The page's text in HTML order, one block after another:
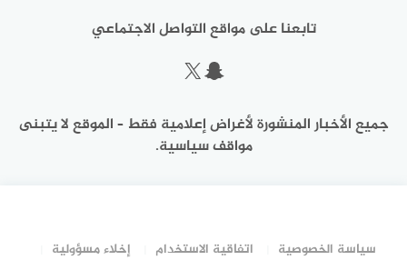
تابعنا على مواقع التواصل الاجتماعي
سناب شات
إكس
جميع الأخبار المنشورة لأغراض إعلامية فقط – الموقع لا يتبنى
مواقف سياسية.
سياسة الخصوصية اتفاقية الاستخدام
إخلاء مسؤولية